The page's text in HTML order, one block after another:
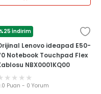
İndirim
Lenovo ideapad E50-
Notebook Touchpad Flex
NBX0001KQ00
Puan - 0 Yorum